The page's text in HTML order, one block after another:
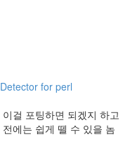
for perl
걸 포팅하면 되겠지 하고
에는 쉽게 뗄 수 있을 놈